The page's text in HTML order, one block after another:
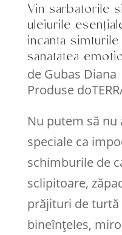
Vin sarbatorile
uleiurile
incanta
sanatatea
de Gubas Diana
Produse
Nu putem să
speciale ca
schimburile de
sclipitoare,
prăjituri de turtă
bineînțeles,